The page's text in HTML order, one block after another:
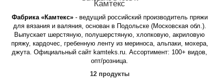
Камтекс
Фабрика «Камтекс»- ведущий российский производитель пряжи
для вязания и валяния, основан в Подольске (Московская обл.).
Выпускает шерстяную, полушерстяную, хлопковую, акриловую
пряжу, кардочес, гребенную ленту из мериноса, альпаки, мохера,
джута. Официальный сайт kamteks.ru. Ассортимент: 100+ видов,
опт/розница.
12 продукты